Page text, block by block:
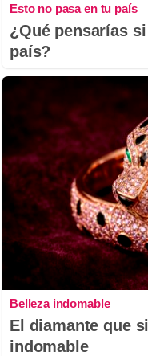
Esto no pasa en tu país
¿Qué pensarías
país?
Belleza indomable
El diamante que
indomable